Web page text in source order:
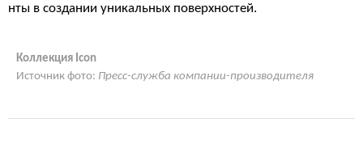
нты в создании уникальных поверхностей.
Коллекция Icon
Источник фото: Пресс-служба компании-производителя